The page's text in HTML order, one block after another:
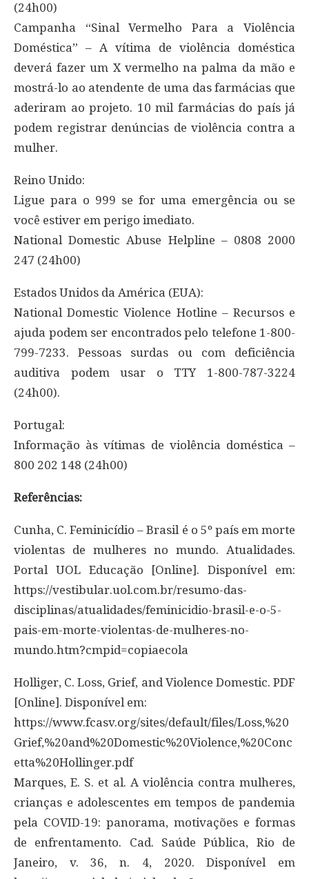
(24h00)
Campanha “Sinal Vermelho Para a Violência
Doméstica” – A vítima de violência doméstica
deverá fazer um X vermelho na palma da mão e
mostrá-lo ao atendente de uma das farmácias que
aderiram ao projeto. 10 mil farmácias do país já
podem registrar denúncias de violência contra a
mulher.
Reino Unido:
Ligue para o 999 se for uma emergência ou se
você estiver em perigo imediato.
National Domestic Abuse Helpline – 0808 2000
247 (24h00)
Estados Unidos da América (EUA):
National Domestic Violence Hotline – Recursos e
ajuda podem ser encontrados pelo telefone 1-800-
799-7233. Pessoas surdas ou com deficiência
auditiva podem usar o TTY 1-800-787-3224
(24h00).
Portugal:
Informação às vítimas de violência doméstica –
800 202 148 (24h00)
Referências:
Cunha, C. Feminicídio – Brasil é o 5º país em morte
violentas de mulheres no mundo. Atualidades.
Portal UOL Educação [Online]. Disponível em:
https://vestibular.uol.com.br/resumo-das-
disciplinas/atualidades/feminicidio-brasil-e-o-5-
pais-em-morte-violentas-de-mulheres-no-
mundo.htm?cmpid=copiaecola
Holliger, C. Loss, Grief, and Violence Domestic. PDF
[Online]. Disponível em:
https://www.fcasv.org/sites/default/files/Loss,%20
Grief,%20and%20Domestic%20Violence,%20Conc
etta%20Hollinger.pdf
Marques, E. S. et al. A violência contra mulheres,
crianças e adolescentes em tempos de pandemia
pela COVID-19: panorama, motivações e formas
de enfrentamento. Cad. Saúde Pública, Rio de
Janeiro, v. 36, n. 4, 2020. Disponível em